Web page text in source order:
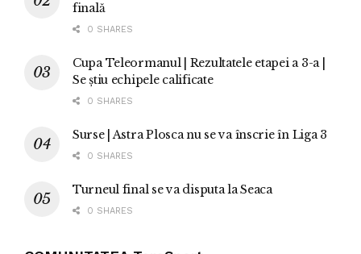
finală
0 SHARES
Cupa Teleormanul | Rezultatele etapei a 3-a |
Se știu echipele calificate
0 SHARES
Surse | Astra Plosca nu se va înscrie în Liga 3
0 SHARES
Turneul final se va disputa la Seaca
0 SHARES